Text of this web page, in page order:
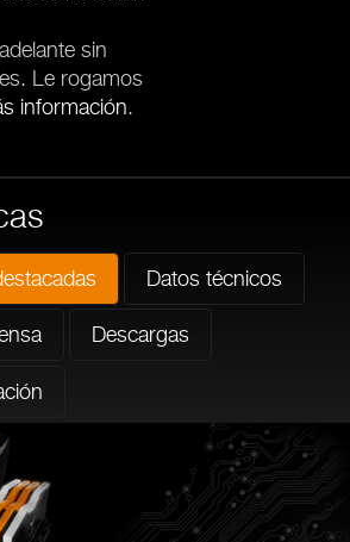
sin
Le rogamos
información.
Datos técnicos
Descargas